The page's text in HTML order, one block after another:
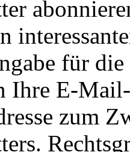
für die
Ihre E-
zum